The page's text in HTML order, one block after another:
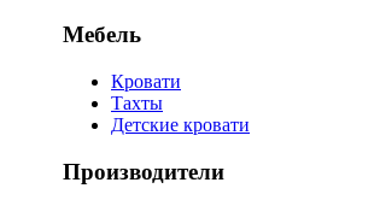
Мебель
Кровати
Тахты
Детские кровати
Производители